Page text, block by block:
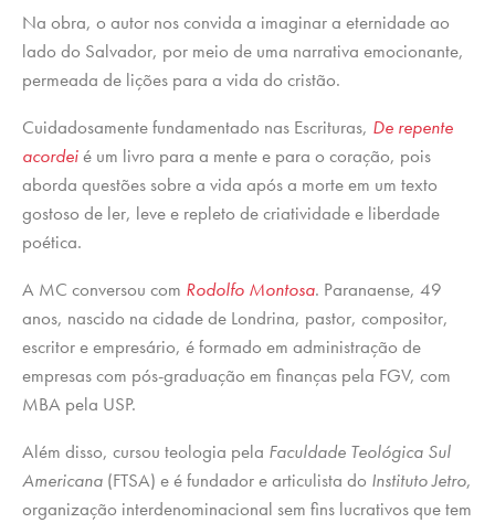
Na obra, o autor nos convida a imaginar a eternidade ao
lado do Salvador, por meio de uma narrativa emocionante,
permeada de lições para a vida do cristão.
Cuidadosamente fundamentado nas Escrituras, De repente
acordeié um livro para a mente e para o coração, pois
aborda questões sobre a vida após a morte em um texto
gostoso de ler, leve e repleto de criatividade e liberdade
poética.
A MC conversou com Rodolfo Montosa. Paranaense, 49
anos, nascido na cidade de Londrina, pastor, compositor,
escritor e empresário, é formado em administração de
empresas com pós-graduação em finanças pela FGV, com
MBA pela USP.
Além disso, cursou teologia pela Faculdade Teológica Sul
Americana (FTSA) e é fundador e articulista do Instituto Jetro,
organização interdenominacional sem fins lucrativos que tem